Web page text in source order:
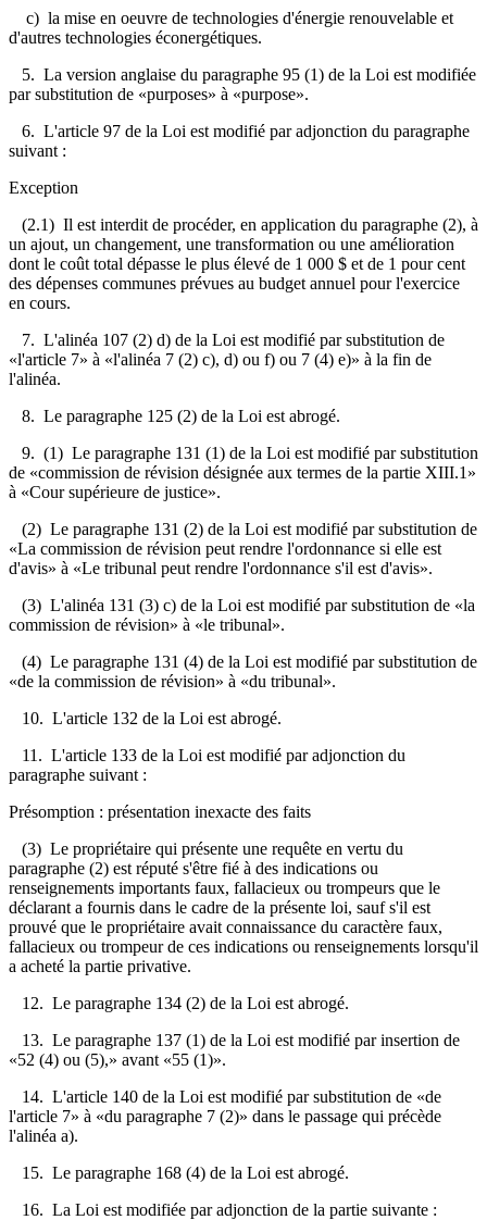
c) la mise en oeuvre de technologies d'énergie renouvelable et
d'autres technologies éconergétiques.
5. La version anglaise du paragraphe 95 (1) de la Loi est modifiée
par substitution de «purposes» à «purpose».
6. L'article 97 de la Loi est modifié par adjonction du paragraphe
suivant :
Exception
(2.1) Il est interdit de procéder, en application du paragraphe (2), à
un ajout, un changement, une transformation ou une amélioration
dont le coût total dépasse le plus élevé de 1 000 $ et de 1 pour cent
des dépenses communes prévues au budget annuel pour l'exercice
en cours.
7. L'alinéa 107 (2) d) de la Loi est modifié par substitution de
«l'article 7» à «l'alinéa 7 (2) c), d) ou f) ou 7 (4) e)» à la fin de
l'alinéa.
8. Le paragraphe 125 (2) de la Loi est abrogé.
9. (1) Le paragraphe 131 (1) de la Loi est modifié par substitution
de «commission de révision désignée aux termes de la partie XIII.1»
à «Cour supérieure de justice».
(2) Le paragraphe 131 (2) de la Loi est modifié par substitution de
«La commission de révision peut rendre l'ordonnance si elle est
d'avis» à «Le tribunal peut rendre l'ordonnance s'il est d'avis».
(3) L'alinéa 131 (3) c) de la Loi est modifié par substitution de «la
commission de révision» à «le tribunal».
(4) Le paragraphe 131 (4) de la Loi est modifié par substitution de
«de la commission de révision» à «du tribunal».
10. L'article 132 de la Loi est abrogé.
11. L'article 133 de la Loi est modifié par adjonction du
paragraphe suivant :
Présomption : présentation inexacte des faits
(3) Le propriétaire qui présente une requête en vertu du
paragraphe (2) est réputé s'être fié à des indications ou
renseignements importants faux, fallacieux ou trompeurs que le
déclarant a fournis dans le cadre de la présente loi, sauf s'il est
prouvé que le propriétaire avait connaissance du caractère faux,
fallacieux ou trompeur de ces indications ou renseignements lorsqu'il
a acheté la partie privative.
12. Le paragraphe 134 (2) de la Loi est abrogé.
13. Le paragraphe 137 (1) de la Loi est modifié par insertion de
«52 (4) ou (5),» avant «55 (1)».
14. L'article 140 de la Loi est modifié par substitution de «de
l'article 7» à «du paragraphe 7 (2)» dans le passage qui précède
l'alinéa a).
15. Le paragraphe 168 (4) de la Loi est abrogé.
16. La Loi est modifiée par adjonction de la partie suivante :